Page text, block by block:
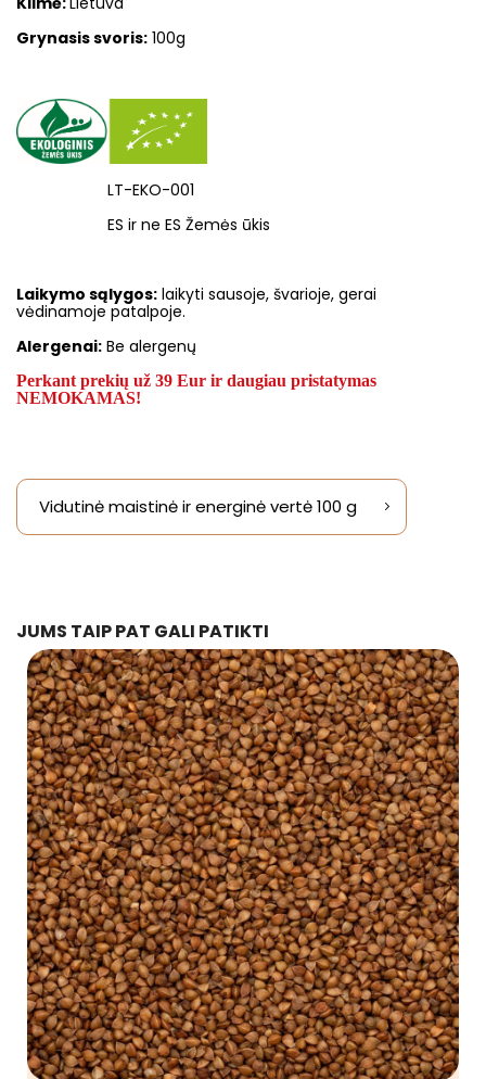
Grynasis svoris: 100g
LT-EKO-001
ES ir ne ES Žemės ūkis
Laikymo sąlygos: laikyti sausoje, švarioje, gerai
vėdinamoje patalpoje.
Alergenai: Be alergenų
Perkant prekių už 39 Eur ir daugiau pristatymas
NEMOKAMAS!
Vidutinė maistinė ir energinė vertė 100 g
JUMS TAIP PAT GALI PATIKTI